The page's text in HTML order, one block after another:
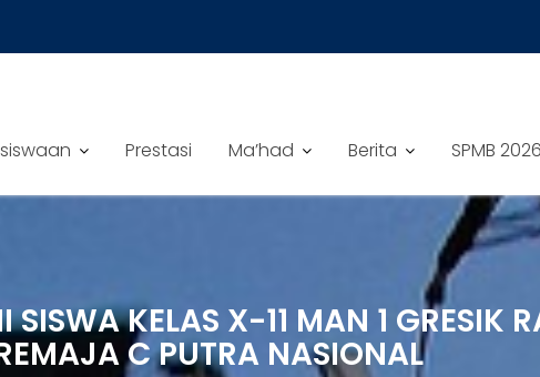
Prestasi Ma’had Berita SPMB 2026
KELAS X-11 MAN 1 GRESIK
C PUTRA NASIONAL